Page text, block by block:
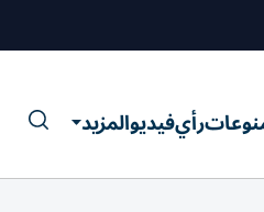
رأيفيديوالمزيد